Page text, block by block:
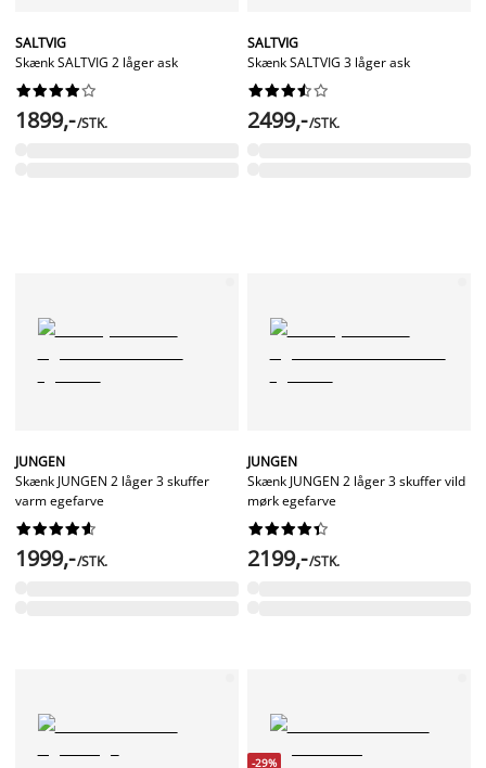
SALTVIG
Skænk SALTVIG 2 låger ask






1899,-/STK.
SALTVIG
Skænk SALTVIG 3 låger ask






2499,-/STK.
JUNGEN
Skænk JUNGEN 2 låger 3 skuffer
varm egefarve






1999,-/STK.
JUNGEN
Skænk JUNGEN 2 låger 3 skuffer vild
mørk egefarve






2199,-/STK.
-29%